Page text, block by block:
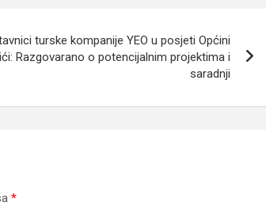
turske kompanije YEO u posjeti Općini
Razgovarano o potencijalnim projektima i
saradnji
*